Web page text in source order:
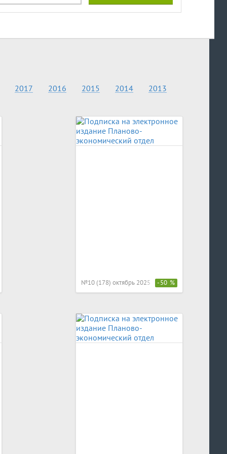
2017 2016 2015 2014 2013
№10 (178) октябрь 2025 -50 %